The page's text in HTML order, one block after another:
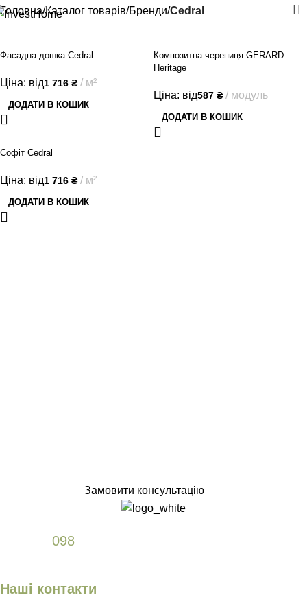
Головна Каталог товарів Бренди Cedral
Фасадна дошка Cedral
Ціна: від1 716 ₴ м²
ДОДАТИ В КОШИК
Композитна черепиця GERARD
Heritage
Ціна: від587 ₴ модуль
ДОДАТИ В КОШИК
Софіт Cedral
Ціна: від1 716 ₴ м²
ДОДАТИ В КОШИК
Замовити консультацію
098589 61 77
Наші контакти